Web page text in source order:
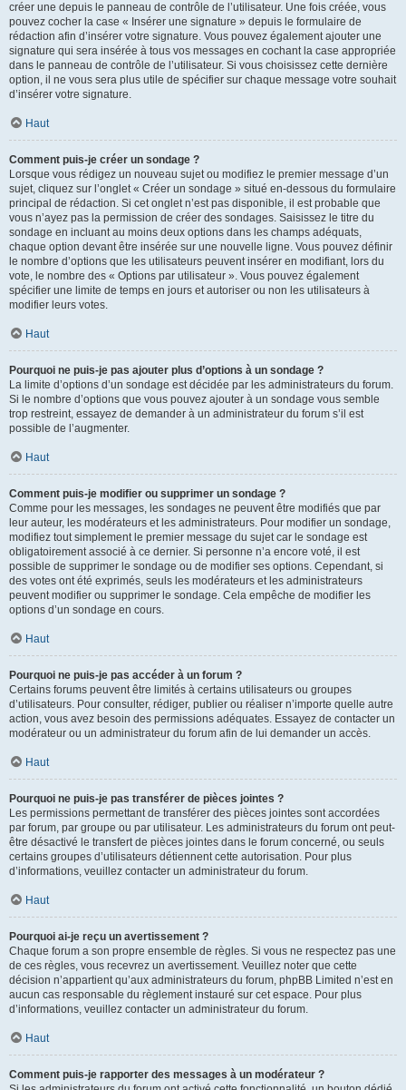
créer une depuis le panneau de contrôle de l’utilisateur. Une fois créée, vous
pouvez cocher la case « Insérer une signature » depuis le formulaire de
rédaction afin d’insérer votre signature. Vous pouvez également ajouter une
signature qui sera insérée à tous vos messages en cochant la case appropriée
dans le panneau de contrôle de l’utilisateur. Si vous choisissez cette dernière
option, il ne vous sera plus utile de spécifier sur chaque message votre souhait
d’insérer votre signature.
Haut
Comment puis-je créer un sondage ?
Lorsque vous rédigez un nouveau sujet ou modifiez le premier message d’un
sujet, cliquez sur l’onglet « Créer un sondage » situé en-dessous du formulaire
principal de rédaction. Si cet onglet n’est pas disponible, il est probable que
vous n’ayez pas la permission de créer des sondages. Saisissez le titre du
sondage en incluant au moins deux options dans les champs adéquats,
chaque option devant être insérée sur une nouvelle ligne. Vous pouvez définir
le nombre d’options que les utilisateurs peuvent insérer en modifiant, lors du
vote, le nombre des « Options par utilisateur ». Vous pouvez également
spécifier une limite de temps en jours et autoriser ou non les utilisateurs à
modifier leurs votes.
Haut
Pourquoi ne puis-je pas ajouter plus d’options à un sondage ?
La limite d’options d’un sondage est décidée par les administrateurs du forum.
Si le nombre d’options que vous pouvez ajouter à un sondage vous semble
trop restreint, essayez de demander à un administrateur du forum s’il est
possible de l’augmenter.
Haut
Comment puis-je modifier ou supprimer un sondage ?
Comme pour les messages, les sondages ne peuvent être modifiés que par
leur auteur, les modérateurs et les administrateurs. Pour modifier un sondage,
modifiez tout simplement le premier message du sujet car le sondage est
obligatoirement associé à ce dernier. Si personne n’a encore voté, il est
possible de supprimer le sondage ou de modifier ses options. Cependant, si
des votes ont été exprimés, seuls les modérateurs et les administrateurs
peuvent modifier ou supprimer le sondage. Cela empêche de modifier les
options d’un sondage en cours.
Haut
Pourquoi ne puis-je pas accéder à un forum ?
Certains forums peuvent être limités à certains utilisateurs ou groupes
d’utilisateurs. Pour consulter, rédiger, publier ou réaliser n’importe quelle autre
action, vous avez besoin des permissions adéquates. Essayez de contacter un
modérateur ou un administrateur du forum afin de lui demander un accès.
Haut
Pourquoi ne puis-je pas transférer de pièces jointes ?
Les permissions permettant de transférer des pièces jointes sont accordées
par forum, par groupe ou par utilisateur. Les administrateurs du forum ont peut-
être désactivé le transfert de pièces jointes dans le forum concerné, ou seuls
certains groupes d’utilisateurs détiennent cette autorisation. Pour plus
d’informations, veuillez contacter un administrateur du forum.
Haut
Pourquoi ai-je reçu un avertissement ?
Chaque forum a son propre ensemble de règles. Si vous ne respectez pas une
de ces règles, vous recevrez un avertissement. Veuillez noter que cette
décision n’appartient qu’aux administrateurs du forum, phpBB Limited n’est en
aucun cas responsable du règlement instauré sur cet espace. Pour plus
d’informations, veuillez contacter un administrateur du forum.
Haut
Comment puis-je rapporter des messages à un modérateur ?